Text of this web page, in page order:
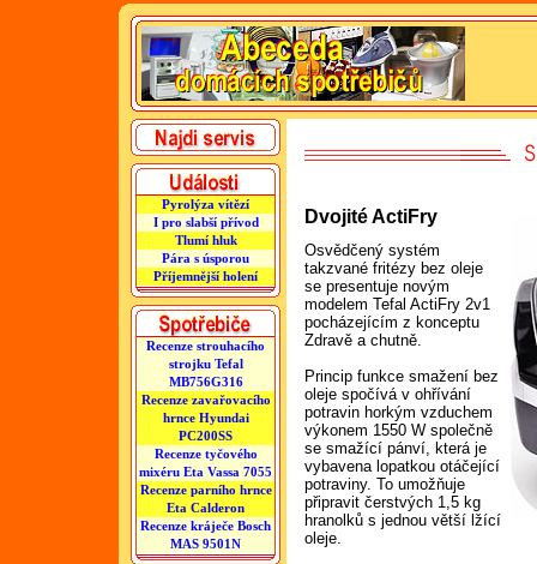
Pyrolýza vítězí
I pro slabší přívod
Tlumí hluk
Pára s úsporou
Příjemnější holení
Recenze strouhacího
strojku Tefal
MB756G316
Recenze zavařovacího
hrnce Hyundai
PC200SS
Recenze tyčového
mixéru Eta Vassa 7055
Recenze parního hrnce
Eta Calderon
Recenze kráječe Bosch
MAS 9501N
Dvojité ActiFry
Osvědčený systém
takzvané fritézy bez oleje
se presentuje novým
modelem Tefal ActiFry 2v1
pocházejícím z konceptu
Zdravě a chutně.
Princip funkce smažení bez
oleje spočívá v ohřívání
potravin horkým vzduchem
výkonem 1550 W společně
se smažící pánví, která je
vybavena lopatkou otáčející
potraviny. To umožňuje
připravit čerstvých 1,5 kg
hranolků s jednou větší lžící
oleje.